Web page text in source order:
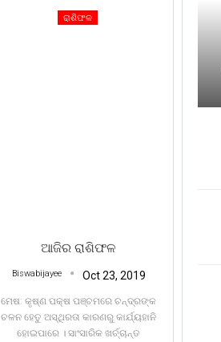
ରାଶିଫଳ
ଆଜିର ରାଶିଫଳ
Biswabijayee Oct 23, 2019
ମେଷ: କୃଷ୍ଣ ପକ୍ଷ ପଞ୍ଚମରେ ଚନ୍ଦ୍ରଙ୍କ
ଚଳନ ହେତୁ ଅସ୍ଥିରତା କାରଣରୁ କାର୍ଯ୍ୟହାନି
ହୋଇପାରେ । ସାଂସାରିକ ଖର୍ଚ୍ଚାନ୍ତ